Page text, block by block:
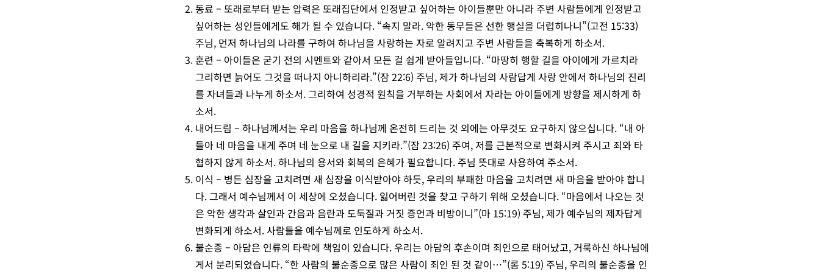
동료 – 또래로부터 받는 압력은 또래집단에서 인정받고 싶어하는 아이들뿐만 아니라 주변 사람들에게 인정받고
싶어하는 성인들에게도 해가 될 수 있습니다. “속지 말라. 악한 동무들은 선한 행실을 더럽히나니”(고전 15:33)
주님, 먼저 하나님의 나라를 구하여 하나님을 사랑하는 자로 알려지고 주변 사람들을 축복하게 하소서.
훈련 – 아이들은 굳기 전의 시멘트와 같아서 모든 걸 쉽게 받아들입니다. “마땅히 행할 길을 아이에게 가르치라
그리하면 늙어도 그것을 떠나지 아니하리라.”(잠 22:6) 주님, 제가 하나님의 사람답게 사랑 안에서 하나님의 진리
를 자녀들과 나누게 하소서. 그리하여 성경적 원칙을 거부하는 사회에서 자라는 아이들에게 방향을 제시하게 하
소서.
내어드림 – 하나님께서는 우리 마음을 하나님께 온전히 드리는 것 외에는 아무것도 요구하지 않으십니다. “내 아
들아 네 마음을 내게 주며 네 눈으로 내 길을 지키라.”(잠 23:26) 주여, 저를 근본적으로 변화시켜 주시고 죄와 타
협하지 않게 하소서. 하나님의 용서와 회복의 은혜가 필요합니다. 주님 뜻대로 사용하여 주소서.
이식 – 병든 심장을 고치려면 새 심장을 이식받아야 하듯, 우리의 부패한 마음을 고치려면 새 마음을 받아야 합니
다. 그래서 예수님께서 이 세상에 오셨습니다. 잃어버린 것을 찾고 구하기 위해 오셨습니다. “마음에서 나오는 것
은 악한 생각과 살인과 간음과 음란과 도둑질과 거짓 증언과 비방이니”(마 15:19) 주님, 제가 예수님의 제자답게
변화되게 하소서. 사람들을 예수님께로 인도하게 하소서.
불순종 – 아담은 인류의 타락에 책임이 있습니다. 우리는 아담의 후손이며 죄인으로 태어났고, 거룩하신 하나님에
게서 분리되었습니다. “한 사람의 불순종으로 많은 사람이 죄인 된 것 같이…”(롬 5:19) 주님, 우리의 불순종을 인